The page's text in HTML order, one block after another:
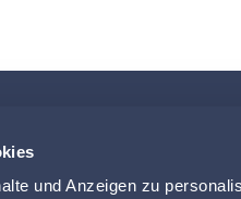
und Anzeigen zu